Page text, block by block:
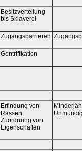
Besitzverteilung
bis Sklaverei
Zugangsbarrieren
Gentrifikation
Erfindung von
Rassen,
Zuordnung von
Eigenschaften